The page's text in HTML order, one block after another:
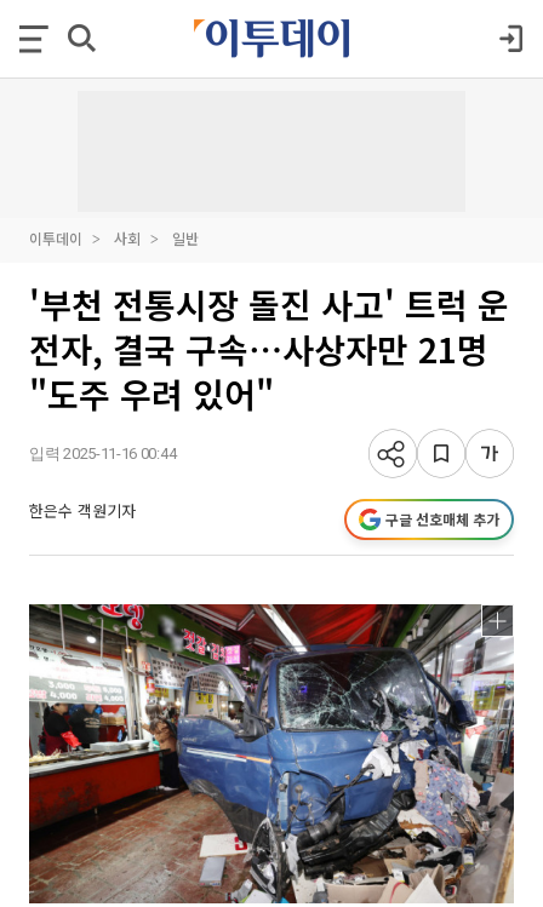
이투데이 사회 일반
'부천 전통시장 돌진 사고' 트럭 운
전자, 결국 구속⋯사상자만 21명
"도주 우려 있어"
입력 2025-11-16 00:44
한은수 객원기자 구글 선호매체 추가